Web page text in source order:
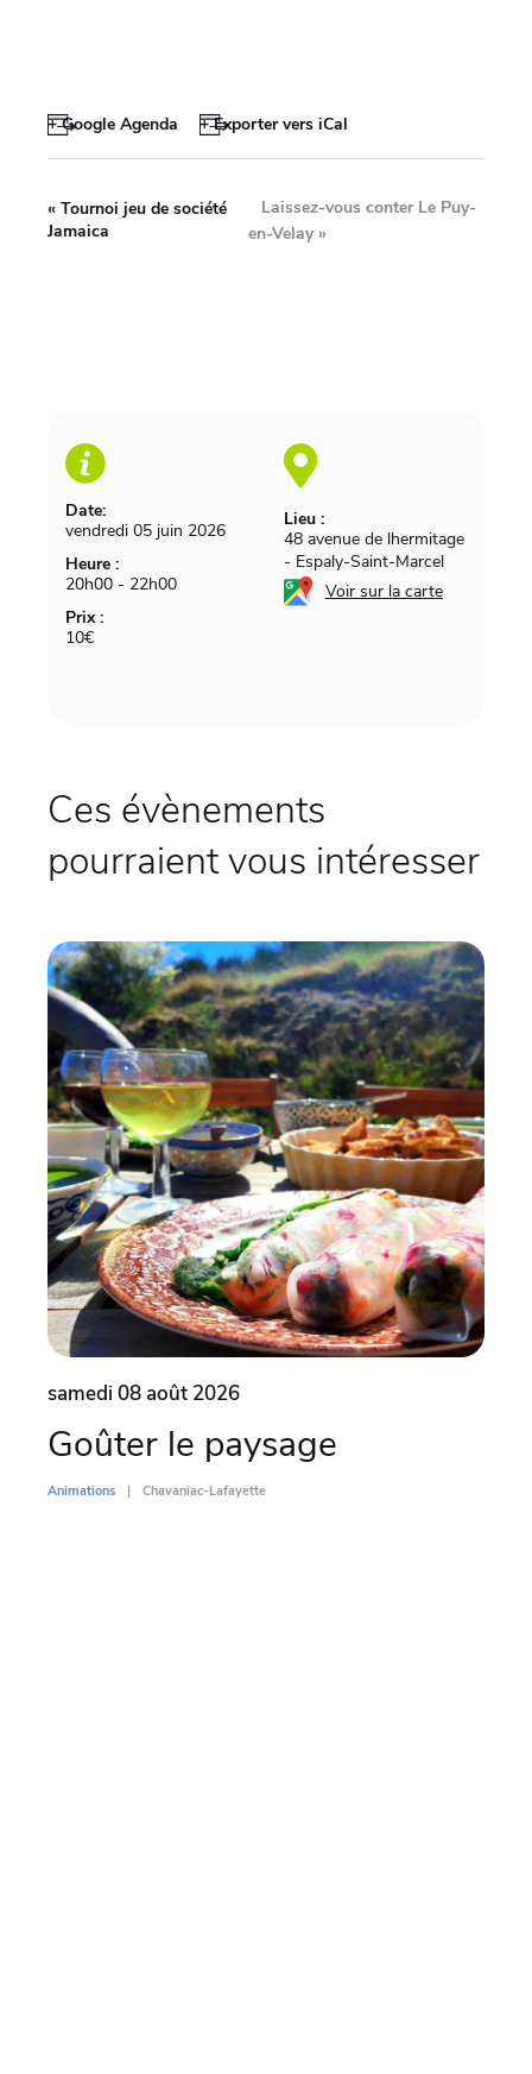
+ Google Agenda + Exporter vers iCal
Date:
vendredi 05 juin 2026
Heure :
20h00 - 22h00
Prix :
10€
Lieu :
48 avenue de lhermitage
- Espaly-Saint-Marcel
Voir sur la carte
« Tournoi jeu de société
Jamaica
Laissez-vous conter Le Puy-
en-Velay»
Ces évènements
pourraient vous intéresser
samedi 08 août 2026
Goûter le paysage
Animations Chavaniac-Lafayette